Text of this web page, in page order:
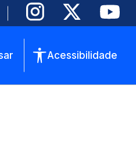
Acessibilidade